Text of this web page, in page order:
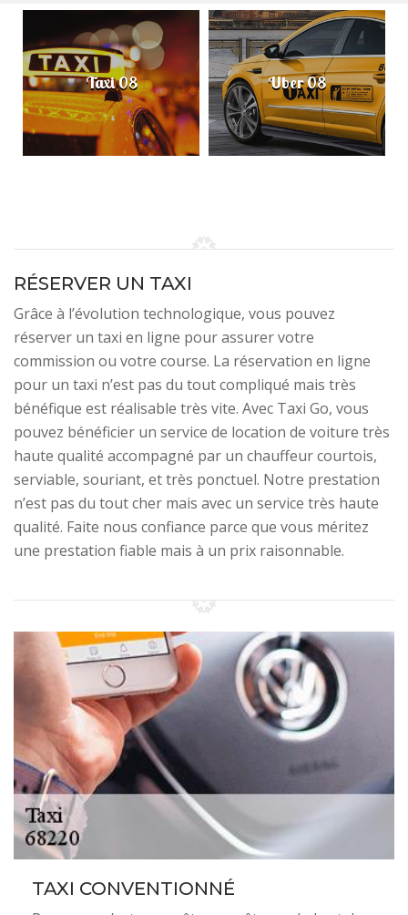
Taxi 08 Uber 08
RÉSERVER UN TAXI
Grâce à l’évolution technologique, vous pouvez
réserver un taxi en ligne pour assurer votre
commission ou votre course. La réservation en ligne
pour un taxi n’est pas du tout compliqué mais très
bénéfique est réalisable très vite. Avec Taxi Go, vous
pouvez bénéficier un service de location de voiture très
haute qualité accompagné par un chauffeur courtois,
serviable, souriant, et très ponctuel. Notre prestation
n’est pas du tout cher mais avec un service très haute
qualité. Faite nous confiance parce que vous méritez
une prestation fiable mais à un prix raisonnable.
TAXI CONVENTIONNÉ